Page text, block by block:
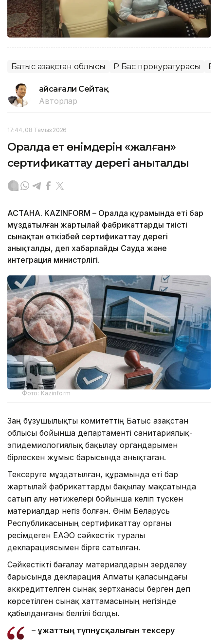
Батыс Қазақстан облысы ҚР Бас прокуратурасы
Ғайсағали Сейтақ
Авторлар
17:44, 08 Тамыз 2026
Оралда ет өнімдерін «жалған»
сертификаттау дерегі анықталды
АСТАНА. KAZINFORM – Оралда құрамында еті бар
мұздатылған жартылай фабрикаттарды тиісті
сынақтан өткізбей сертификаттау дерегі
анықталды, деп хабарлайды Сауда және
интеграция министрлігі.
Фото: Kazinform
Заң бұзушылықты комитеттің Батыс Қазақстан
облысы бойынша департаменті санитариялық-
эпидемиологиялық бақылау органдарымен
бірлескен жұмыс барысында анықтаған.
Тексеруге мұздатылған, құрамында еті бар
жартылай фабрикаттарды бақылау мақсатында
сатып алу нәтижелері бойынша келіп түскен
материалдар негіз болған. Өнім Беларусь
Республикасының сертификаттау органы
ресімдеген ЕАЭО сәйкестік туралы
декларациясымен бірге сатылған.
Сәйкестікті бағалау материалдарын зерделеу
барысында декларация Алматы қаласындағы
аккредиттелген сынақ зертханасы берген деп
көрсетілген сынақ хаттамасының негізінде
қабылданғаны белгілі болды.
– Құжаттың түпнұсқалығын тексеру